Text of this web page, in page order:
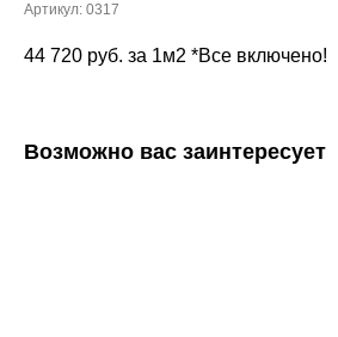
Артикул: 0317
44 720 руб. за 1м2 *Все включено!
Возможно вас заинтересует